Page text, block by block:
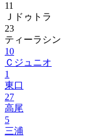
11
Ｊドゥトラ
23
ティーラシン
10
Ｃジュニオ
1
東口
27
高尾
5
三浦